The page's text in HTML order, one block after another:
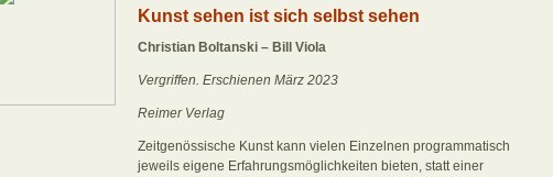
Kunst sehen ist sich selbst sehen
Christian Boltanski – Bill Viola
Vergriffen. Erschienen März 2023
Reimer Verlag
Zeitgenössische Kunst kann vielen Einzelnen programmatisch
jeweils eigene Erfahrungsmöglichkeiten bieten, statt einer